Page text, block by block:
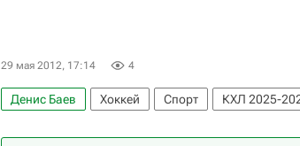
29 мая 2012, 17:14 4
Денис Баев Хоккей Спорт КХЛ 2025-